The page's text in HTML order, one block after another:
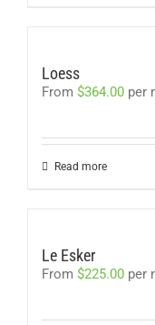
Loess
From $364.00 per
Read more
Le Esker
From $225.00 per